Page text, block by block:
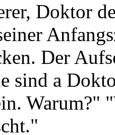
Doktor
Der
sind a
Warum?"